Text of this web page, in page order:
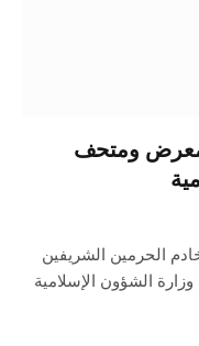
معرض ومتحف
الحرمين الشريفين
الشؤون الإسلامية